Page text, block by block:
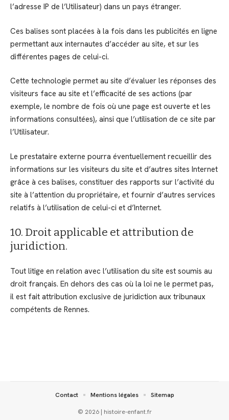
l’adresse IP de l’Utilisateur) dans un pays étranger.
Ces balises sont placées à la fois dans les publicités en ligne
permettant aux internautes d’accéder au site, et sur les
différentes pages de celui-ci.
Cette technologie permet au site d’évaluer les réponses des
visiteurs face au site et l’efficacité de ses actions (par
exemple, le nombre de fois où une page est ouverte et les
informations consultées), ainsi que l’utilisation de ce site par
l’Utilisateur.
Le prestataire externe pourra éventuellement recueillir des
informations sur les visiteurs du site et d’autres sites Internet
grâce à ces balises, constituer des rapports sur l’activité du
site à l’attention du propriétaire, et fournir d’autres services
relatifs à l’utilisation de celui-ci et d’Internet.
10. Droit applicable et attribution de
juridiction.
Tout litige en relation avec l’utilisation du site est soumis au
droit français. En dehors des cas où la loi ne le permet pas,
il est fait attribution exclusive de juridiction aux tribunaux
compétents de Rennes.
© 2026 | histoire-enfant.fr
Contact Mentions légales Sitemap